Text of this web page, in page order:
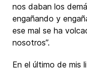
nos daban los
engañando y
ese mal se ha
nosotros”.
En el último de mis